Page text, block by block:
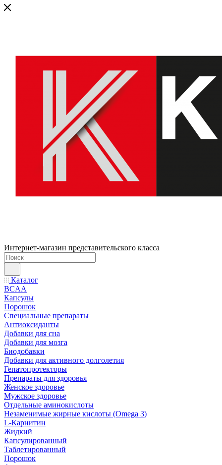
Интернет-магазин представительского класса
Каталог
BCAA
Капсулы
Порошок
Cпециальные препараты
Антиоксиданты
Добавки для сна
Добавки для мозга
Биодобавки
Добавки для активного долголетия
Гепатопротекторы
Препараты для здоровья
Женское здоровье
Мужское здоровье
Отдельные аминокислоты
Незаменимые жирные кислоты (Omega 3)
L-Карнитин
Жидкий
Капсулированный
Таблетированный
Порошок